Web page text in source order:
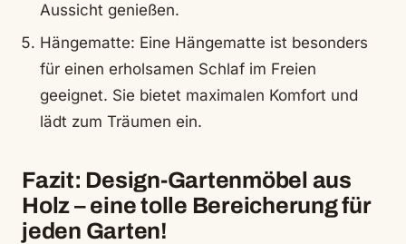
Aussicht genießen.
Hängematte: Eine Hängematte ist besonders
für einen erholsamen Schlaf im Freien
geeignet. Sie bietet maximalen Komfort und
lädt zum Träumen ein.
Fazit: Design-Gartenmöbel aus
Holz – eine tolle Bereicherung für
jeden Garten!